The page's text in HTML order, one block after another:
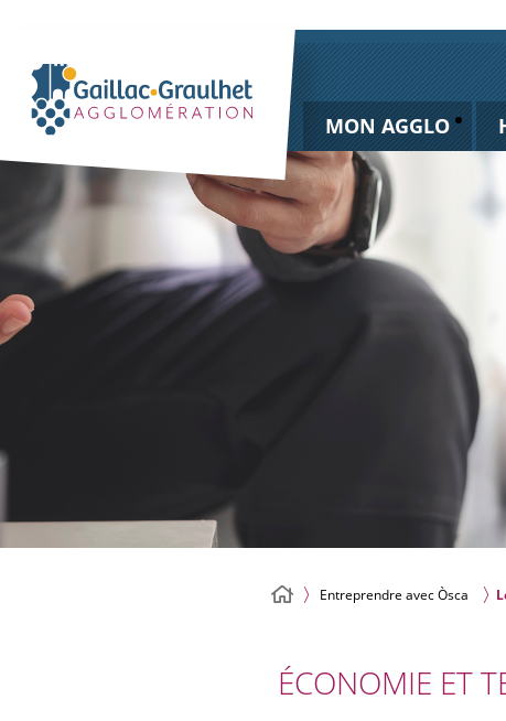
MON AGGLO
Entreprendre avec Òsca
ÉCONOMIE ET